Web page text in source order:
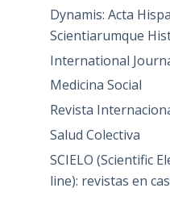
Dynamis: Acta
Scientiarumque
International
Medicina Social
Revista
Salud Colectiva
SCIELO (Scientific
line): revistas en